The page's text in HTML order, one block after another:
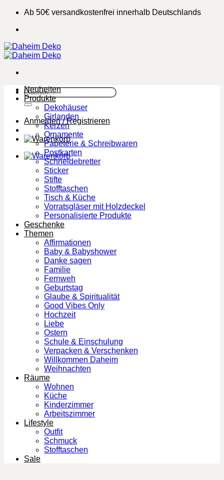
Zum
springen
Ab 50€ versandkostenfrei innerhalb Deutschlands
Suchen
nach:
Anmelden / Registrieren
Neuheiten
Produkte
Dekohäuser
Girlanden
Kerzen
Ornamente
Papeterie & Schreibwaren
Postkarten
Schneidebretter
Sticker
Stifte
Stofftaschen
Tisch & Küche
Vorratsgläser mit Holzdeckel
Personalisierte Produkte
Geschenke
Themen
Affirmationen
Baby & Babyshower
Danke sagen
Familie
Fernweh
Geburtstag
Glaube & Spiritualität
Good Vibes Only
Hochzeit
Liebe
Ostern
Schule & Einschulung
Verpacken & Verschenken
Willkommen Daheim
Weihnachten
Räume
Wohnen
Küche
Kinderzimmer
Arbeitszimmer
Lifestyle
Outfit
Schmuck
Stofftaschen
Sale